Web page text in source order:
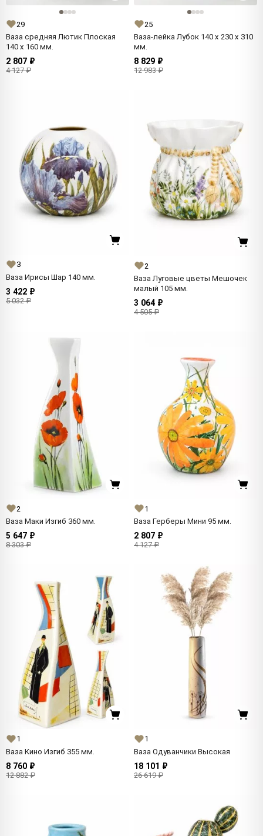
29
Ваза средняя Лютик Плоская
140 x 160 мм.
2 807 ₽
4 127 ₽
25
Ваза-лейка Лубок 140 x 230 x 310
мм.
8 829 ₽
12 983 ₽
3
Ваза Ирисы Шар 140 мм.
3 422 ₽
5 032 ₽
2
Ваза Луговые цветы Мешочек
малый 105 мм.
3 064 ₽
4 505 ₽
2
Ваза Маки Изгиб 360 мм.
5 647 ₽
8 303 ₽
1
Ваза Герберы Мини 95 мм.
2 807 ₽
4 127 ₽
1
Ваза Кино Изгиб 355 мм.
8 760 ₽
12 882 ₽
1
Ваза Одуванчики Высокая
18 101 ₽
26 619 ₽